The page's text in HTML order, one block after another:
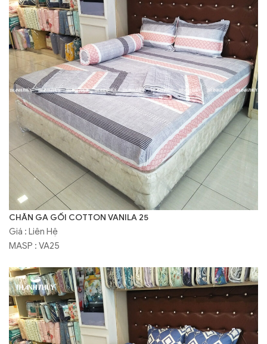
CHĂN GA GỐI COTTON VANILA 25
Giá : Liên Hệ
MASP : VA25